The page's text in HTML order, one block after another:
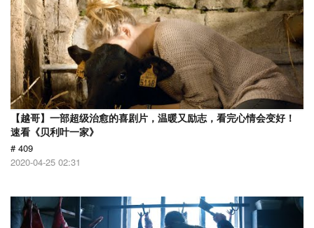
【越哥】一部超级治愈的喜剧片，温暖又励志，看完心情会变好！
速看《贝利叶一家》
# 409
2020-04-25 02:31